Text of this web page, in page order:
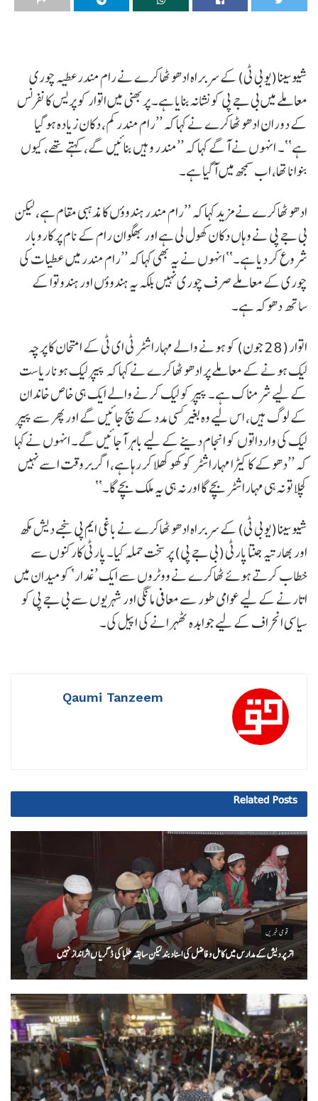
شیوسینا (یو بی ٹی) کے سربراہ ادھو ٹھاکرے نے رام مندر عطیہ چوری
معاملے میں بی جے پی کو نشانہ بنایا ہے۔ پربھنی میں اتوار کو پریس کانفرنس
کے دوران ادھو ٹھاکرے نے کہا کہ ’’رام مندر کم، دکان زیادہ ہو گیا
ہے‘‘۔ انہوں نے آگے کہا کہ ’’مندر وہیں بنائیں گے، کہتے تھے، کیوں
بنوانا تھا، اب سمجھ میں آگیا ہے۔
ادھو ٹھاکرے نے مزید کہا کہ ’’رام مندر ہندوؤں کا مذہبی مقام ہے، لیکن
بی جے پی نے وہاں دکان کھول لی ہے اور بھگوان رام کے نام پر کاروبار
شروع کر دیا ہے۔‘‘ انہوں نے یہ بھی کہا کہ ’’رام مندر میں عطیات کی
چوری کے معاملے صرف چوری نہیں بلکہ یہ ہندوؤں اور ہندوتوا کے
ساتھ دھوکہ ہے۔
اتوار (28 جون) کو ہونے والے مہاراشٹر ٹی ای ٹی کے امتحان کا پرچہ
لیک ہونے کے معاملے پر ادھو ٹھاکرے نے کہا کہ پیپر لیک ہونا ریاست
کے لیے شرمناک ہے۔ پیپر کو لیک کرنے والے ایک ہی خاص خاندان
کے لوگ ہیں، اس لیے وہ بغیر کسی مدد کے بچ جائیں گے اور پھر سے پیپر
لیک کی وارداتوں کو انجام دینے کے لیے باہر آجائیں گے۔ انہوں نے کہا
کہ ’’دھوکے کا کیڑا مہاراشٹر کو کھوکھلا کر رہا ہے، اگر بروقت اسے نہیں
کچلا تو نہ ہی مہاراشٹر بچے گا اور نہ ہی یہ ملک بچے گا۔‘‘
شیوسینا (یو بی ٹی) کے سربراہ ادھو ٹھاکرے نے باغی ایم پی سنجے دیش مکھ
اور بھارتیہ جنتا پارٹی (بی جے پی) پر سخت حملہ کیا۔ پارٹی کارکنوں سے
خطاب کرتے ہوئے ٹھاکرے نے ووٹروں سے ایک ’غدار‘ کو میدان میں
اتارنے کے لیے عوامی طور سے معافی مانگی اور شہریوں سے بی جے پی کو
سیاسی انحراف کے لیے جوابدہ ٹھہرانے کی اپیل کی۔
Qaumi Tanzeem
Related Posts
قومی خبریں
اتر پردیش کےمدارس میں کامل و فاضل کی اسناد بند لیکن سابقہ طلبا کی ڈگریا ں اثرانداز نہیں